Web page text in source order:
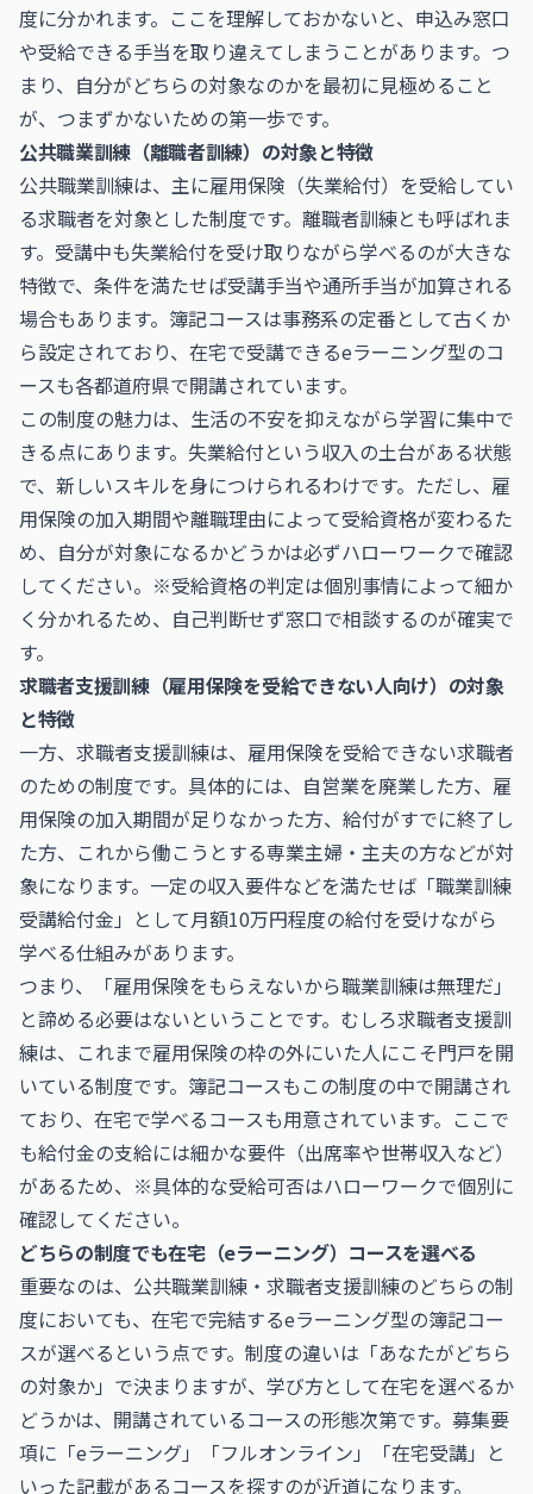
度に分かれます。ここを理解しておかないと、申込み窓口
や受給できる手当を取り違えてしまうことがあります。つ
まり、自分がどちらの対象なのかを最初に見極めること
が、つまずかないための第一歩です。
公共職業訓練（離職者訓練）の対象と特徴
公共職業訓練は、主に雇用保険（失業給付）を受給してい
る求職者を対象とした制度です。離職者訓練とも呼ばれま
す。受講中も失業給付を受け取りながら学べるのが大きな
特徴で、条件を満たせば受講手当や通所手当が加算される
場合もあります。簿記コースは事務系の定番として古くか
ら設定されており、在宅で受講できるeラーニング型のコ
ースも各都道府県で開講されています。
この制度の魅力は、生活の不安を抑えながら学習に集中で
きる点にあります。失業給付という収入の土台がある状態
で、新しいスキルを身につけられるわけです。ただし、雇
用保険の加入期間や離職理由によって受給資格が変わるた
め、自分が対象になるかどうかは必ずハローワークで確認
してください。※受給資格の判定は個別事情によって細か
く分かれるため、自己判断せず窓口で相談するのが確実で
す。
求職者支援訓練（雇用保険を受給できない人向け）の対象
と特徴
一方、求職者支援訓練は、雇用保険を受給できない求職者
のための制度です。具体的には、自営業を廃業した方、雇
用保険の加入期間が足りなかった方、給付がすでに終了し
た方、これから働こうとする専業主婦・主夫の方などが対
象になります。一定の収入要件などを満たせば「職業訓練
受講給付金」として月額10万円程度の給付を受けながら
学べる仕組みがあります。
つまり、「雇用保険をもらえないから職業訓練は無理だ」
と諦める必要はないということです。むしろ求職者支援訓
練は、これまで雇用保険の枠の外にいた人にこそ門戸を開
いている制度です。簿記コースもこの制度の中で開講され
ており、在宅で学べるコースも用意されています。ここで
も給付金の支給には細かな要件（出席率や世帯収入など）
があるため、※具体的な受給可否はハローワークで個別に
確認してください。
どちらの制度でも在宅（eラーニング）コースを選べる
重要なのは、公共職業訓練・求職者支援訓練のどちらの制
度においても、在宅で完結するeラーニング型の簿記コー
スが選べるという点です。制度の違いは「あなたがどちら
の対象か」で決まりますが、学び方として在宅を選べるか
どうかは、開講されているコースの形態次第です。募集要
項に「eラーニング」「フルオンライン」「在宅受講」と
いった記載があるコースを探すのが近道になります。